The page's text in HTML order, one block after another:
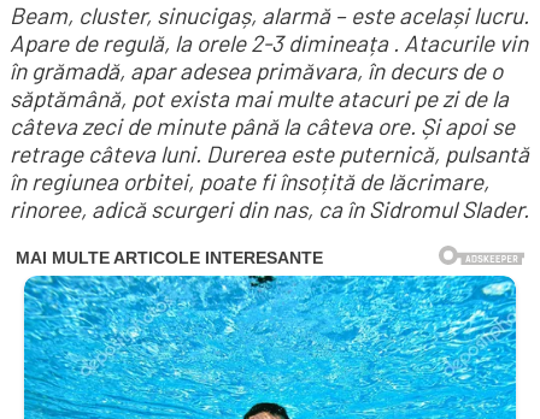
Beam, cluster, sinucigaș, alarmă – este același lucru.
Apare de regulă, la orele 2-3 dimineața . Atacurile vin
în grămadă, apar adesea primăvara, în decurs de o
săptămână, pot exista mai multe atacuri pe zi de la
câteva zeci de minute până la câteva ore. Și apoi se
retrage câteva luni. Durerea este puternică, pulsantă
în regiunea orbitei, poate fi însoțită de lăcrimare,
rinoree, adică scurgeri din nas, ca în Sidromul Slader.